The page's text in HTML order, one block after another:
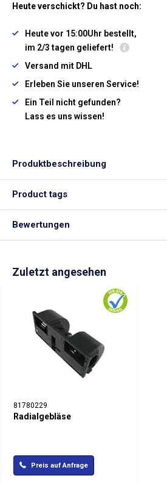
Heute verschickt? Du hast noch:
Heute vor 15:00Uhr bestellt,
im 2/3 tagen geliefert!
Versand mit DHL
Erleben Sie unseren Service!
Ein Teil nicht gefunden?
Lass es uns wissen!
Produktbeschreibung
Product tags
Bewertungen
Zuletzt angesehen
81780229
Radialgebläse
Preis auf Anfrage